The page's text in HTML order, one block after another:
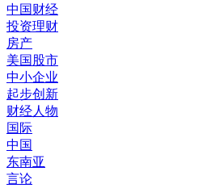
中国财经
投资理财
房产
美国股市
中小企业
起步创新
财经人物
国际
中国
东南亚
言论